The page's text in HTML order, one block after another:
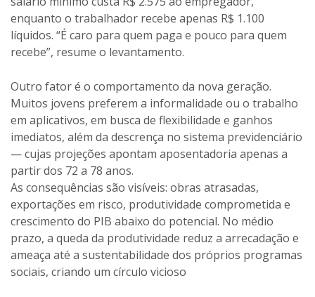
enquanto o trabalhador recebe apenas R$ 1.100
líquidos. “É caro para quem paga e pouco para quem
recebe”, resume o levantamento.
Outro fator é o comportamento da nova geração.
Muitos jovens preferem a informalidade ou o trabalho
em aplicativos, em busca de flexibilidade e ganhos
imediatos, além da descrença no sistema previdenciário
— cujas projeções apontam aposentadoria apenas a
partir dos 72 a 78 anos.
As consequências são visíveis: obras atrasadas,
exportações em risco, produtividade comprometida e
crescimento do PIB abaixo do potencial. No médio
prazo, a queda da produtividade reduz a arrecadação e
ameaça até a sustentabilidade dos próprios programas
sociais, criando um círculo vicioso